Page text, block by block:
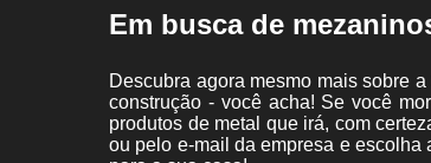
Em busca de
Descubra agora mesmo mais sobre
construção - você acha! Se você
produtos de metal que irá, com
ou pelo e-mail da empresa e